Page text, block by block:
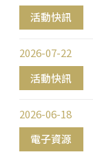
活動快訊
活動快訊
2026-07-22
電子資源
2026-06-18